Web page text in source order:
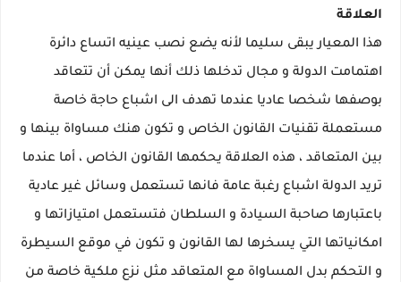
العلاقة
هذا المعيار يبقى سليما لأنه يضع نصب عينيه اتساع دائرة
اهتمامت الدولة و مجال تدخلها ذلك أنها يمكن أن تتعاقد
بوصفها شخصا عاديا عندما تهدف الى اشباع حاجة خاصة
مستعملة تقنيات القانون الخاص و تكون هنك مساواة بينها و
بين المتعاقد ، هذه العلاقة يحكمها القانون الخاص ، أما عندما
تريد الدولة اشباع رغبة عامة فانها تستعمل وسائل غير عادية
باعتبارها صاحبة السيادة و السلطان فتستعمل امتيازاتها و
امكانياتها التي يسخرها لها القانون و تكون في موقع السيطرة
و التحكم بدل المساواة مع المتعاقد مثل نزع ملكية خاصة من